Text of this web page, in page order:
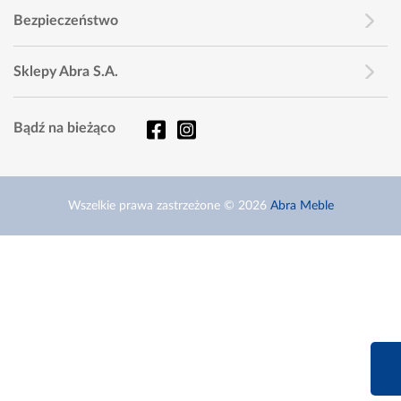
Bezpieczeństwo
Sklepy Abra S.A.
Bądź na bieżąco
Wszelkie prawa zastrzeżone © 2026 Abra Meble